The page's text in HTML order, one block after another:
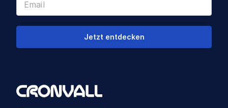
Jetzt entdecken